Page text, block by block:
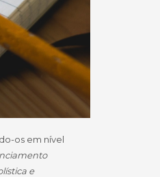
os em nível
e